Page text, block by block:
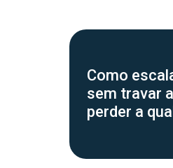
Como
sem travar
perder a